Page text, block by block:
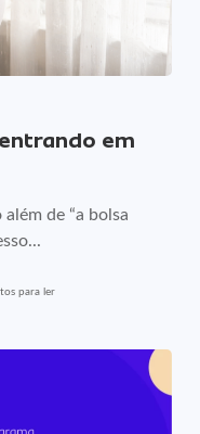
em
de “a bolsa
para ler